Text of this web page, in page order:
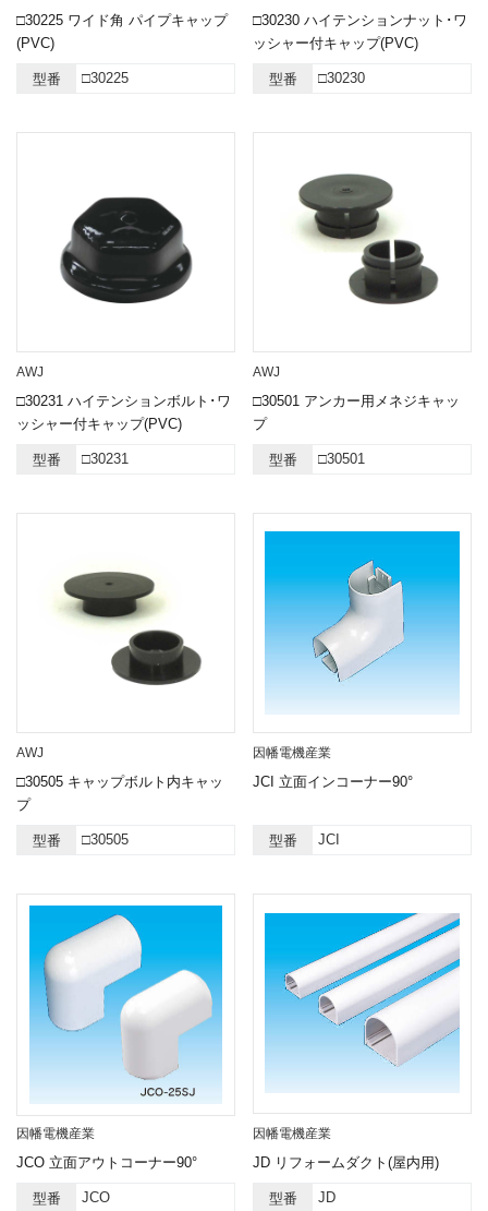
□30225 ワイド角 パイプキャップ
(PVC)
型番 □30225
□30230 ハイテンションナット･ワ
ッシャー付キャップ(PVC)
型番 □30230
AWJ
□30231 ハイテンションボルト･ワ
ッシャー付キャップ(PVC)
型番 □30231
AWJ
□30501 アンカー用メネジキャッ
プ
型番 □30501
AWJ
□30505 キャップボルト内キャッ
プ
型番 □30505
因幡電機産業
JCI 立面インコーナー90°
型番 JCI
因幡電機産業
JCO 立面アウトコーナー90°
型番 JCO
因幡電機産業
JD リフォームダクト(屋内用)
型番 JD